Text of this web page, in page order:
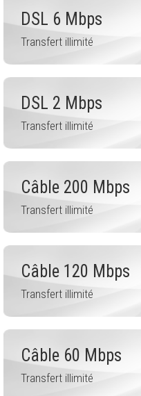
DSL 6 Mbps
Transfert illimité
DSL 2 Mbps
Transfert illimité
Câble 200 Mbps
Transfert illimité
Câble 120 Mbps
Transfert illimité
Câble 60 Mbps
Transfert illimité